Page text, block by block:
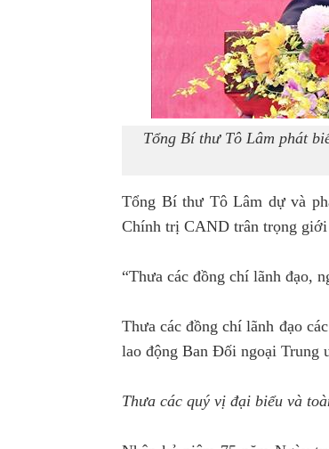
Tổng Bí thư Tô Lâm phát
Tổng Bí thư Tô Lâm dự và
Chính trị CAND trân trọng
“Thưa các đồng chí lãnh đạo,
Thưa các đồng chí lãnh đạo
lao động Ban Đối ngoại Trung
Thưa các quý vị đại biểu và